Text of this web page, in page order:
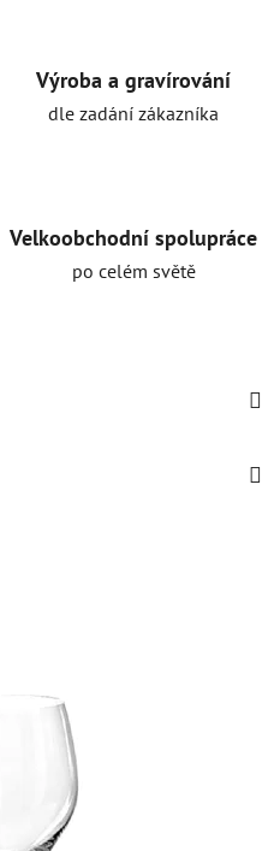
Výroba a gravírování
dle zadání zákazníka
Velkoobchodní spolupráce
po celém světě